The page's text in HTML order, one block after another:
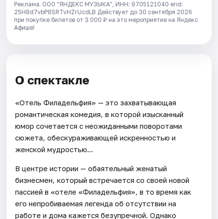
Реклама. ООО "ЯНДЕКС МУЗЫКА", ИНН: 9705121040 erid:
25H8d7vbP8SRTvHZrUcdLB Действует до 30 сентября 2026
при покупке билетов от 3 000 ₽ на это мероприятие на Яндекс
Афише!
О спектакле
«Отель Филадельфия» — это захватывающая
романтическая комедия, в которой изысканный
юмор сочетается с неожиданными поворотами
сюжета, обескураживающей искренностью и
женской мудростью...
В центре истории — обаятельный женатый
бизнесмен, который встречается со своей новой
пассией в «отеле «Филадельфия», в то время как
его непробиваемая легенда об отсутствии на
работе и дома кажется безупречной. Однако